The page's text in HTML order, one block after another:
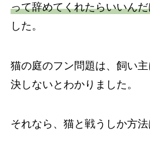
って辞めてくれたらいいん
した。
猫の庭のフン問題は、飼い
決しないとわかりました。
それなら、猫と戦うしか方法